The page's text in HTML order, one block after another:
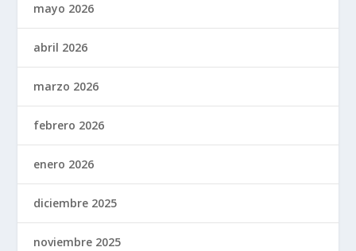
mayo 2026
abril 2026
marzo 2026
febrero 2026
enero 2026
diciembre 2025
noviembre 2025